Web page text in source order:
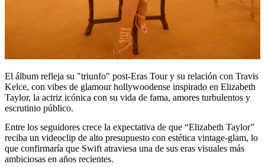
El álbum refleja su "triunfo" post-Eras Tour y su relación con Travis
Kelce, con vibes de glamour hollywoodense inspirado en Elizabeth
Taylor, la actriz icónica con su vida de fama, amores turbulentos y
escrutinio público.
Entre los seguidores crece la expectativa de que “Elizabeth Taylor”
reciba un videoclip de alto presupuesto con estética vintage-glam, lo
que confirmaría que Swift atraviesa una de sus eras visuales más
ambiciosas en años recientes.